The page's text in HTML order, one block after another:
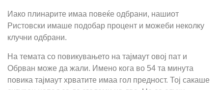
Иако плинарите имаа повеќе одбрани, нашиот
Ристовски имаше подобар процент и можеби неколку
клучни одбрани.
На темата со повикувањето на тајмаут овој пат и
Обрван може да жали. Имено кога во 54 та минута
повика тајмаут хрватите имаа гол предност. Тој сакаше